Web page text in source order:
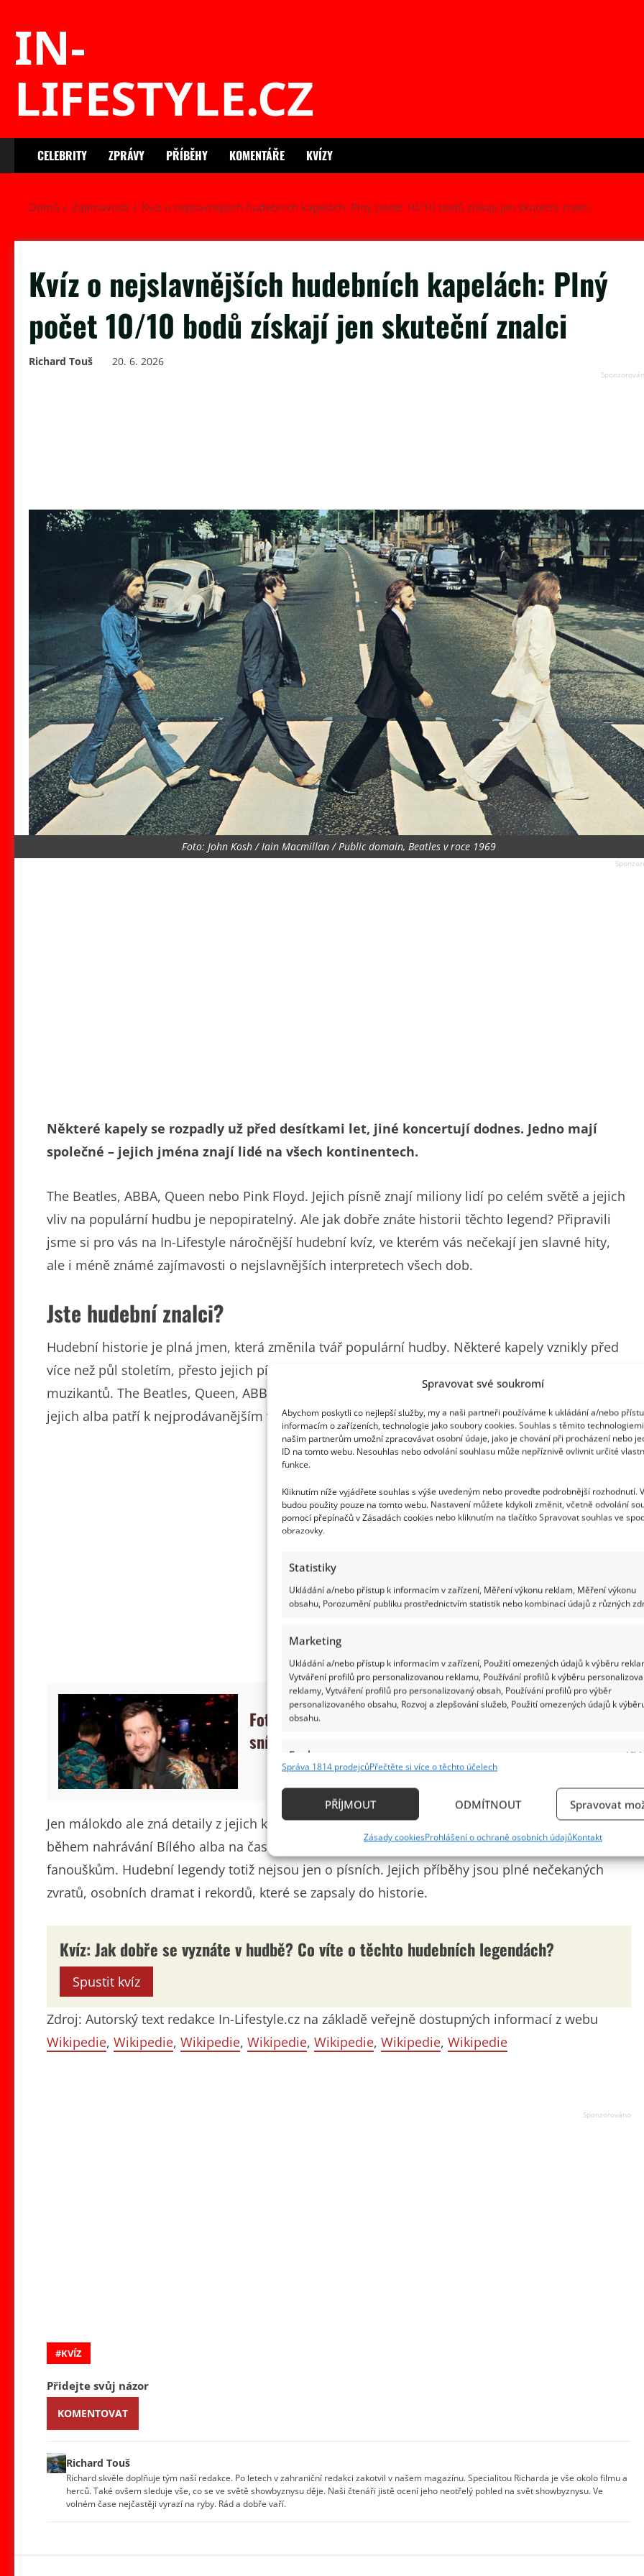
Spravovat své soukromí
Abychom poskytli co nejlepší služby, my a naši partneři používáme k ukládání a/nebo
informacím o zařízeních, technologie jako soubory cookies. Souhlas s těmito
našim partnerům umožní zpracovávat osobní údaje, jako je chování při procházení nebo
ID na tomto webu. Nesouhlas nebo odvolání souhlasu může nepříznivě ovlivnit určité
funkce.
Kliknutím níže vyjádřete souhlas s výše uvedeným nebo proveďte podrobnější rozhodnutí.
budou použity pouze na tomto webu. Nastavení můžete kdykoli změnit, včetně odvolání
pomocí přepínačů v Zásadách cookies nebo kliknutím na tlačítko Spravovat souhlas ve
obrazovky.
Statistiky
Ukládání a/nebo přístup k informacím v zařízení, Měření výkonu reklam, Měření výkonu
obsahu, Porozumění publiku prostřednictvím statistik nebo kombinací údajů z různých
Marketing
Ukládání a/nebo přístup k informacím v zařízení, Použití omezených údajů k výběru
Vytváření profilů pro personalizovanou reklamu, Používání profilů k výběru
reklamy, Vytváření profilů pro personalizovaný obsah, Používání profilů pro výběr
personalizovaného obsahu, Rozvoj a zlepšování služeb, Použití omezených údajů k
obsahu.
Funkce
Identifikace zařízení na základě automaticky přenášených informací.
základě aktivně vyžádaných informací.
Zajištění bezpečnosti, předcházení a zjišťování podvodů a
odstraňování chyb, Poskytování a zobrazování reklamy a
Správa 1814 prodejcůPřečtěte si více o těchto účelech
PŘÍJMOUT ODMÍTNOUT Spravovat
Zásady cookiesProhlášení o ochraně osobních údajůKontakt
IN-
LIFESTYLE.CZ
CELEBRITY ZPRÁVY PŘÍBĚHY KOMENTÁŘE KVÍZY
Domů Zajímavosti Kvíz o nejslavnějších hudebních kapelách: Plný počet 10/10 bodů získají jen skuteční znalci
Kvíz o nejslavnějších hudebních kapelách: Plný
počet 10/10 bodů získají jen skuteční znalci
Richard Touš 20. 6. 2026
Foto: John Kosh / Iain Macmillan / Public domain, Beatles v roce 1969
Některé kapely se rozpadly už před desítkami let, jiné koncertují dodnes. Jedno mají
společné – jejich jména znají lidé na všech kontinentech.
The Beatles, ABBA, Queen nebo Pink Floyd. Jejich písně znají miliony lidí po celém světě a jejich
vliv na populární hudbu je nepopiratelný. Ale jak dobře znáte historii těchto legend? Připravili
jsme si pro vás na In-Lifestyle náročnější hudební kvíz, ve kterém vás nečekají jen slavné hity,
ale i méně známé zajímavosti o nejslavnějších interpretech všech dob.
Jste hudební znalci?
Hudební historie je plná jmen, která změnila tvář populární hudby. Některé kapely vznikly před
více než půl stoletím, přesto jejich písně dodnes znějí v rádiích a inspirují nové generace
muzikantů. The Beatles, Queen, ABBA nebo The Rolling Stones se staly symbolem své doby a
jejich alba patří k nejprodávanějším v historii.
Fotokvíz českých zpěváků a zpěvaček: Pouze jediný
snímek musí stačit k rozpoznání 10 jmen
Jen málokdo ale zná detaily z jejich kariér. Kdo napsal slavné hity? Který člen Beatles kapelu
během nahrávání Bílého alba na čas opustil? Podobné otázky už dají zabrat i zkušeným
fanouškům. Hudební legendy totiž nejsou jen o písních. Jejich příběhy jsou plné nečekaných
zvratů, osobních dramat i rekordů, které se zapsaly do historie.
Kvíz: Jak dobře se vyznáte v hudbě? Co víte o těchto hudebních legendách?
Spustit kvíz
Zdroj: Autorský text redakce In-Lifestyle.cz na základě veřejně dostupných informací z webu
Wikipedie, Wikipedie, Wikipedie, Wikipedie, Wikipedie, Wikipedie, Wikipedie
KVÍZ
Přidejte svůj názor
KOMENTOVAT
Richard Touš
Richard skvěle doplňuje tým naší redakce. Po letech v zahraniční redakci zakotvil v našem magazínu. Specialitou Richarda je vše okolo filmu a
herců. Také ovšem sleduje vše, co se ve světě showbyznysu děje. Naši čtenáři jistě ocení jeho neotřelý pohled na svět showbyznysu. Ve
volném čase nejčastěji vyrazí na ryby. Rád a dobře vaří.